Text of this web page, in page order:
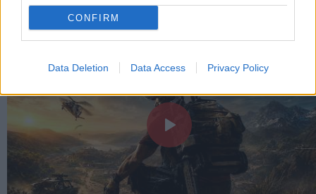
CONFIRM
Data Deletion Data Access Privacy Policy